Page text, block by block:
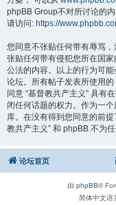
phpBB Group不对所讨论的
请访问: https://
您同意不张贴任何带有辱骂
张贴任何带有侵犯您所在国
公法的内容。以上的行为可
论坛。所有帖子发表所使用
同意 “基督教共产主义” 具有
闭任何话题的权力。作为一
库。在没有得到您同意的前
教共产主义” 和 phpBB 不为
论坛首页
由 phpBB®
简体中文语